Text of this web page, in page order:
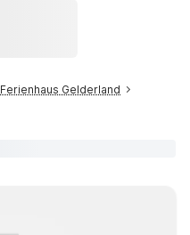
Ferienhaus Gelderland